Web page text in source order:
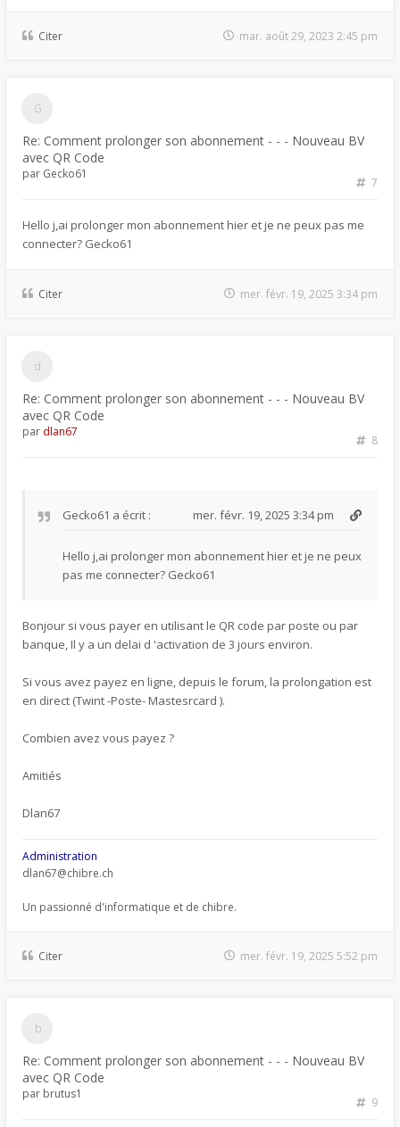
Citer mar. août 29, 2023 2:45 pm
Re: Comment prolonger son abonnement - - - Nouveau BV
avec QR Code
7
par Gecko61
Hello j,ai prolonger mon abonnement hier et je ne peux pas me
connecter? Gecko61
Citer mer. févr. 19, 2025 3:34 pm
Re: Comment prolonger son abonnement - - - Nouveau BV
avec QR Code
8
par dlan67
Gecko61 a écrit : mer. févr. 19, 2025 3:34 pm
Hello j,ai prolonger mon abonnement hier et je ne peux
pas me connecter? Gecko61
Bonjour si vous payer en utilisant le QR code par poste ou par
banque, Il y a un delai d 'activation de 3 jours environ.
Si vous avez payez en ligne, depuis le forum, la prolongation est
en direct (Twint -Poste- Mastesrcard ).
Combien avez vous payez ?
Amitiés
Dlan67
Administration
dlan67@chibre.ch
Un passionné d'informatique et de chibre.
Citer mer. févr. 19, 2025 5:52 pm
Re: Comment prolonger son abonnement - - - Nouveau BV
avec QR Code
9
par brutus1